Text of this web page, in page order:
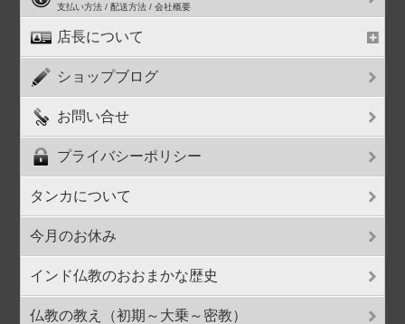
支払い方法 / 配送方法 / 会社概要
店長について
ショップブログ
お問い合せ
プライバシーポリシー
タンカについて
今月のお休み
インド仏教のおおまかな歴史
仏教の教え（初期～大乗～密教）